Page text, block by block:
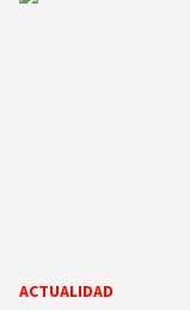
ACTUALIDAD